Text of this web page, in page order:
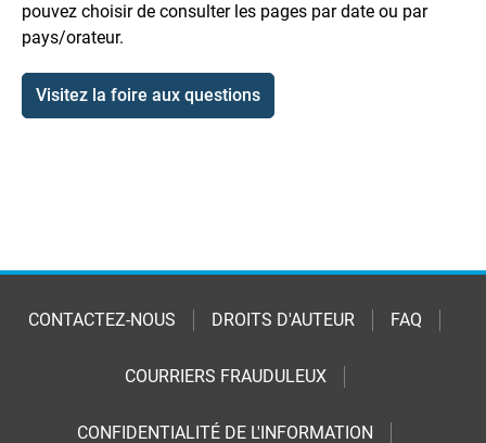
pouvez choisir de consulter les pages par date ou par
pays/orateur.
Visitez la foire aux questions
CONTACTEZ-NOUS DROITS D'AUTEUR FAQ
COURRIERS FRAUDULEUX
CONFIDENTIALITÉ DE L'INFORMATION